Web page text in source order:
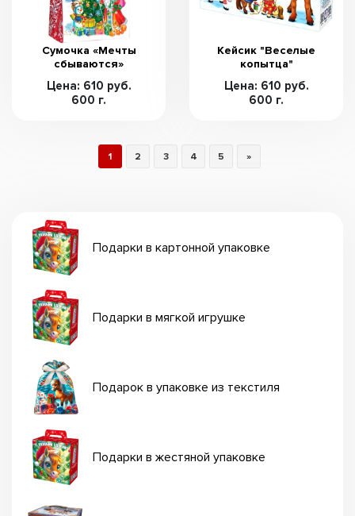
Подарки в картонной упаковке
Подарки в мягкой игрушке
Подарок в упаковке из текстиля
Подарки в жестяной упаковке
Сумочка «Мечты
сбываются»
Цена: 610 руб.
600 г.
Кейсик "Веселые
копытца"
Цена: 610 руб.
600 г.
1 2 3 4 5 »